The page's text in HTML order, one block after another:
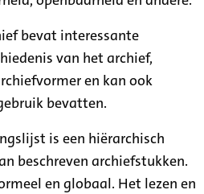
bevat interessante
van het archief,
en kan ook
bevatten.
is een hiërarchisch
beschreven archiefstukken.
en globaal. Het lezen en